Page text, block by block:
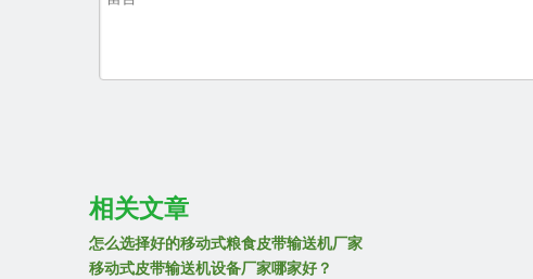
相关文章
怎么选择好的移动式粮食皮带输送机厂家
移动式皮带输送机设备厂家哪家好？